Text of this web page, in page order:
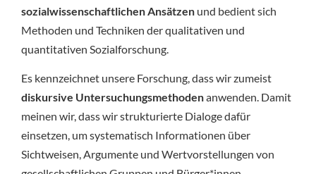
sozialwissenschaftlichen Ansätzenund bedient sich
Methoden und Techniken der qualitativen und
quantitativen Sozialforschung.
Es kennzeichnet unsere Forschung, dass wir zumeist
diskursive Untersuchungsmethodenanwenden. Damit
meinen wir, dass wir strukturierte Dialoge dafür
einsetzen, um systematisch Informationen über
Sichtweisen, Argumente und Wertvorstellungen von